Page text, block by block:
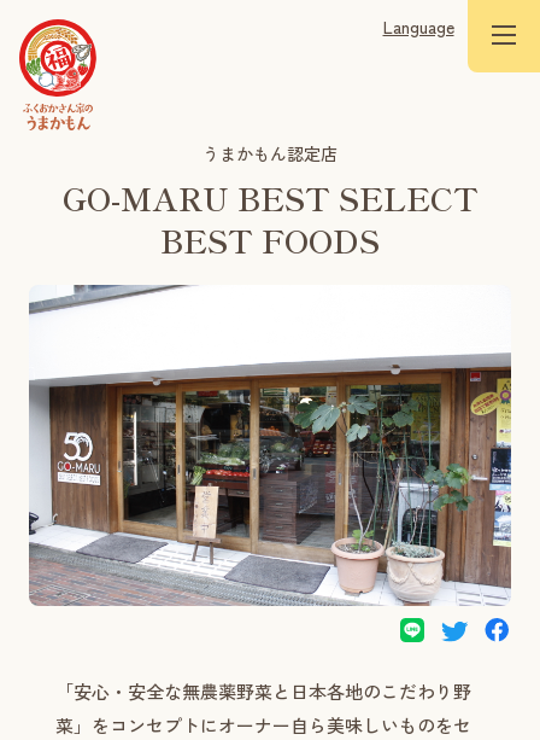
Language
うまかもん認定店
GO-MARU BEST SELECT
BEST FOODS
「安心・安全な無農薬野菜と日本各地のこだわり野
菜」をコンセプトにオーナー自ら美味しいものをセ